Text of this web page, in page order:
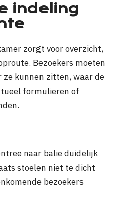
indeling
zorgt voor overzicht,
Bezoekers moeten
kunnen zitten, waar de
formulieren of
naar balie duidelijk
stoelen niet te dicht
bezoekers